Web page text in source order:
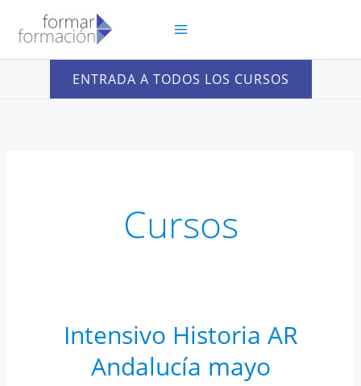
contenido
ENTRADA A TODOS LOS CURSOS
Cursos
Intensivo Historia AR
Andalucía mayo